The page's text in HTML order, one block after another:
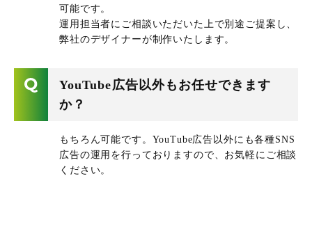
可能です。
運用担当者にご相談いただいた上で別途ご提案し、
弊社のデザイナーが制作いたします。
YouTube広告以外もお任せできます
か？
もちろん可能です。YouTube広告以外にも各種SNS
広告の運用を行っておりますので、お気軽にご相談
ください。